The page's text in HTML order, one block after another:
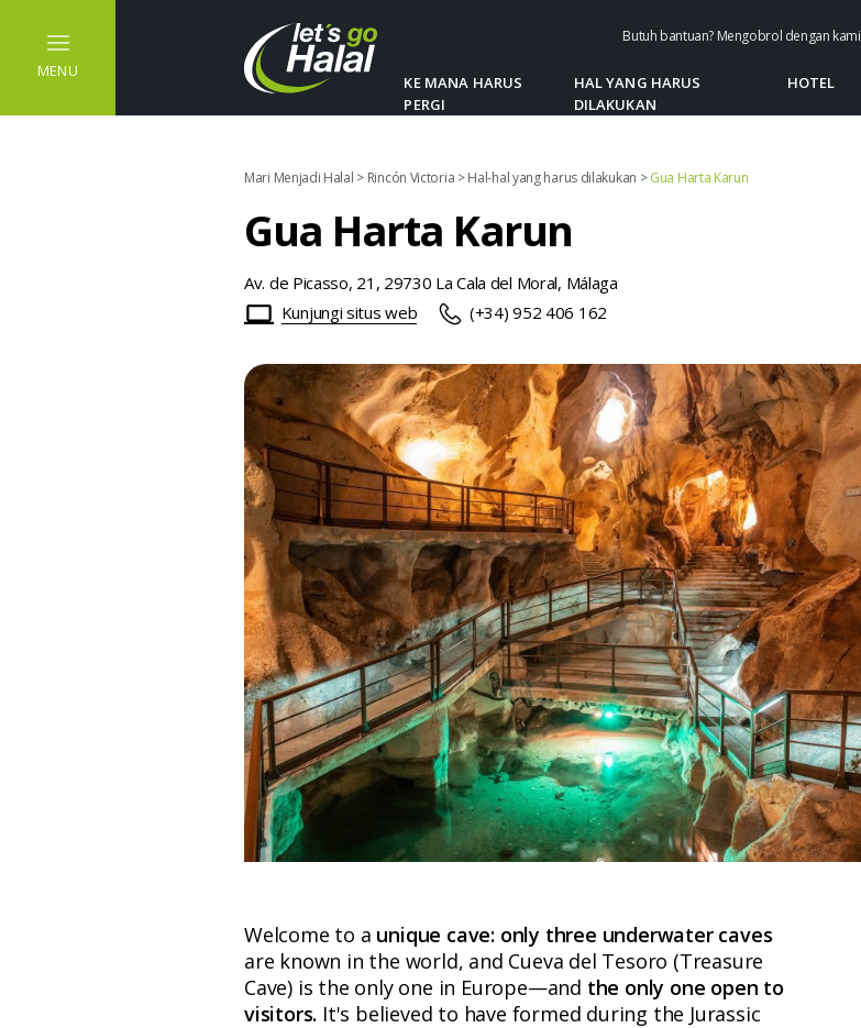
MENU
Butuh bantuan? Mengobrol dengan kami
KE MANA HARUS
PERGI
HAL YANG HARUS
DILAKUKAN
HOTEL
Mari Menjadi Halal > Rincón Victoria >Hal-hal yang harus dilakukan >Gua Harta Karun
Gua Harta Karun
Av. de Picasso, 21, 29730 La Cala del Moral, Málaga
Kunjungi situs web
(+34) 952 406 162
Welcome to a unique cave: only three underwater caves
are known in the world, and Cueva del Tesoro (Treasure
Cave) is the only one in Europe—and the only one open to
visitors. It's believed to have formed during the Jurassic